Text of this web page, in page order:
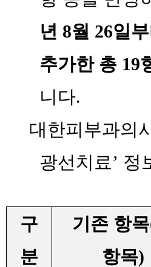
년 8월 26일
추가한 총 19
니다.
대한피부과의
광선치료 ’ 정
구
분
기존 항목
항목)